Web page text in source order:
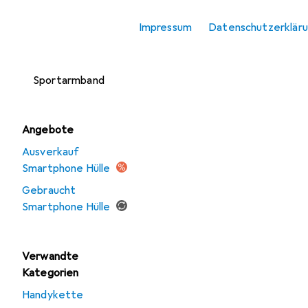
Impressum
Sportarmband
Angebote
Ausverkauf
Smartphone Hülle
Gebraucht
Smartphone Hülle
Verwandte
Kategorien
Handykette